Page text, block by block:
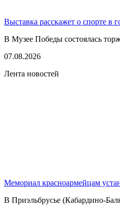
Выставка расскажет о спорте в
В Музее Победы состоялась
07.08.2026
Лента новостей
Мемориал красноармейцам
В Приэльбрусье (Кабардино-